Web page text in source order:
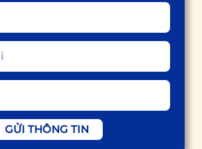
GỬI THÔNG TIN